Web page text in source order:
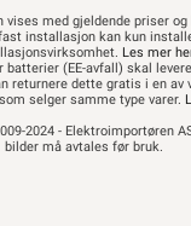
med gjeldende priser
installasjon kan kun
Les mer
batterier (EE-avfall) skal
returnere dette gratis i en av
selger samme type varer.
2024 - Elektroimportøren
bilder må avtales før bruk.